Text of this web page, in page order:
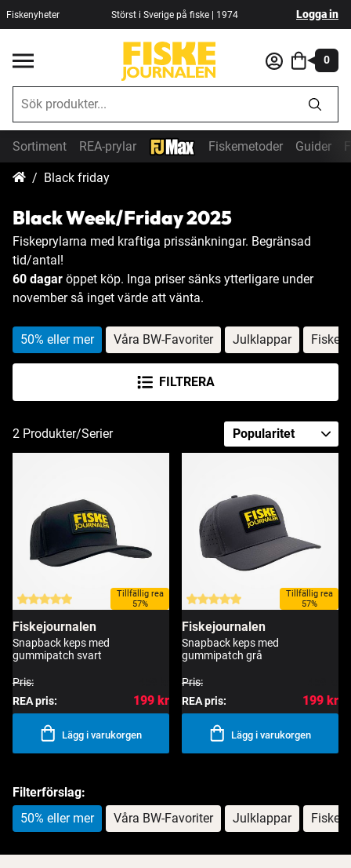
Fiskenyheter Störst i Sverige på fiske | 1974 Logga in
0
Sortiment REA-prylar Fiskemetoder Guider
Black friday
Black Week/Friday 2025
Fiskeprylarna med kraftiga prissänkningar. Begränsad
tid/antal!
60 dagar öppet köp. Inga priser sänks ytterligare under
november så inget värde att vänta.
2 Produkter/Serier
Tillfällig rea
57%
Fiskejournalen
Snapback keps med
gummipatch svart
Pris:
REA pris:
199 kr
Lägg i varukorgen
Tillfällig rea
57%
Fiskejournalen
Snapback keps med
gummipatch grå
Pris:
REA pris:
199 kr
Lägg i varukorgen
50% eller mer Våra BW-Favoriter Julklappar
FILTRERA
Filterförslag:
50% eller mer
Våra BW-Favoriter Julklappar